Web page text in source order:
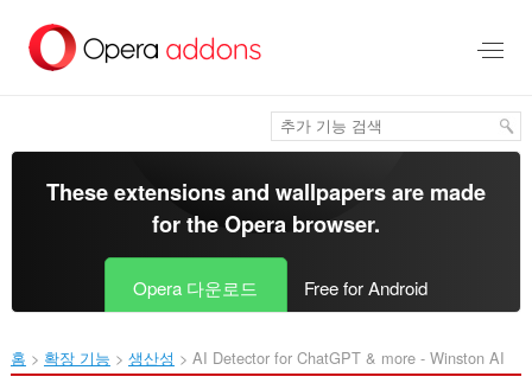
건
These extensions and wallpapers are made
for theOpera browser.
Opera 다운로드 Free for Android
홈 확장 기능 생산성 AI Detector for ChatGPT & more - Winston AI‎